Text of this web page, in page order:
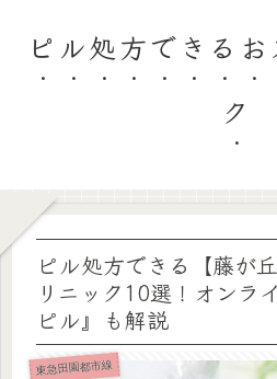
ピル処方できる
ク
ピル処方できる【藤が
リニック10選！オンラ
ピル』も解説
東急田園都市線